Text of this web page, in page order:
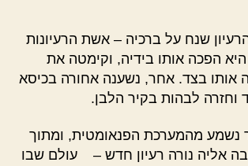
שנח על ברכיה – אשת הרעיונות
הפכה אותו בידיה, וקימטה את
אותו בצד. אחר, נשענה אחורה בכיסא
וחזרה לבהות בקיר הלבן.
נשמע מהמערכת הפנאומטית, ומתוך
אליה נורה רעיון חדש – עולם שבו